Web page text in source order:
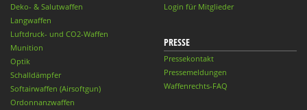
Deko- & Salutwaffen
Langwaffen
Luftdruck- und CO2-Waffen
Munition
Optik
Schalldämpfer
Softairwaffen (Airsoftgun)
Ordonnanzwaffen
Login für Mitglieder
PRESSE
Pressekontakt
Pressemeldungen
Waffenrechts-FAQ